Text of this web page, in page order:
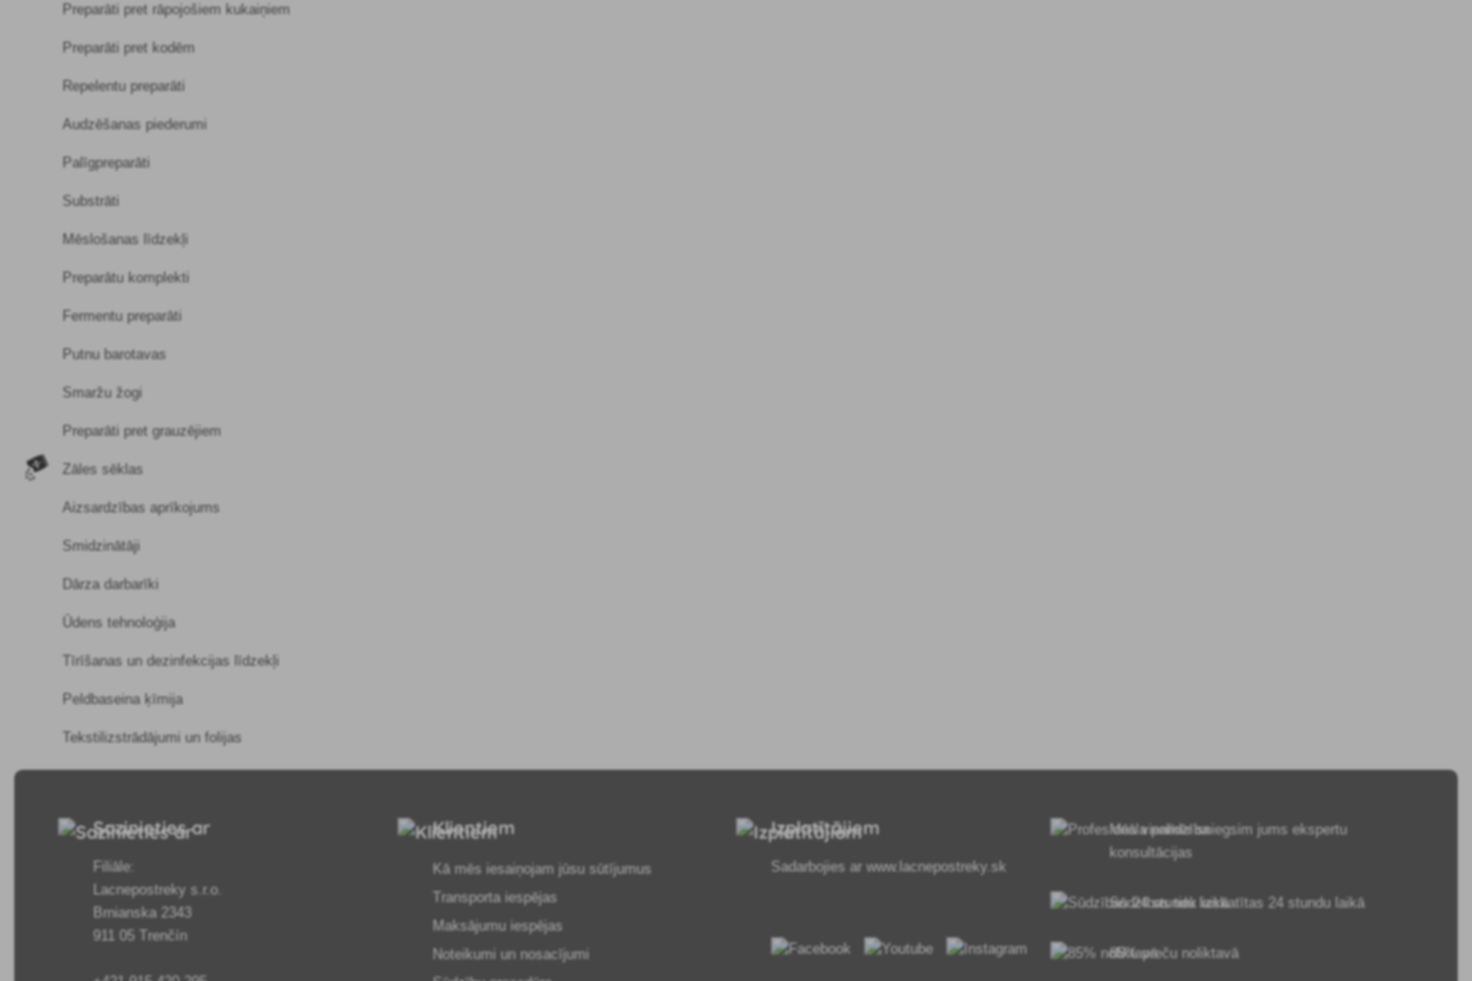
Preparāti pret rāpojošiem kukaiņiem
Preparāti pret kodēm
Repelentu preparāti
Audzēšanas piederumi
Palīgpreparāti
Substrāti
Mēslošanas līdzekļi
Preparātu komplekti
Fermentu preparāti
Putnu barotavas
Smaržu žogi
Preparāti pret grauzējiem
Zāles sēklas
Aizsardzības aprīkojums
Smidzinātāji
Dārza darbarīki
Ūdens tehnoloģija
Tīrīšanas un dezinfekcijas līdzekļi
Peldbaseina ķīmija
Tekstilizstrādājumi un folijas
Sazinieties ar
Filiāle:
Lacnepostreky s.r.o.
Brnianska 2343
911 05 Trenčín
Klientiem
Kā mēs iesaiņojam jūsu sūtījumus
Transporta iespējas
Maksājumu iespējas
Noteikumi un nosacījumi
Izplatītājiem
Sadarbojies arwww.lacnepostreky.sk
Mēs vienmēr sniegsim jums ekspertu
konsultācijas
Sūdzības tiek izskatītas 24 stundu laikā
85% preču noliktavā